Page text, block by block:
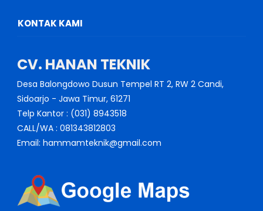
KONTAK KAMI
CV. HANAN TEKNIK
Desa Balongdowo Dusun Tempel RT 2, RW 2 Candi,
Sidoarjo - Jawa Timur, 61271
Telp Kantor : (031) 8943518
CALL/WA : 081343812803
Email: hammamteknik@gmail.com